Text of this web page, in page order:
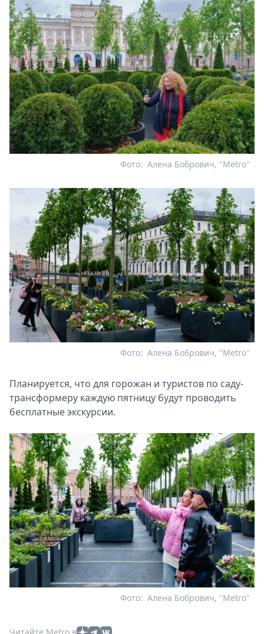
Алена Бобрович, "Metro"
Фото:
Алена Бобрович, "Metro"
Фото:
Планируется, что для горожан и туристов по саду-
трансформеру каждую пятницу будут проводить
бесплатные экскурсии.
Алена Бобрович, "Metro"
Фото: